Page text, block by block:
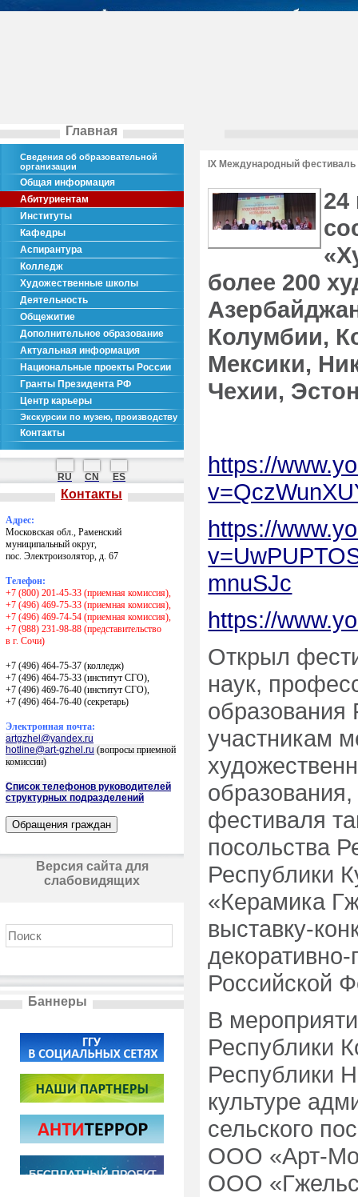
Главная
Сведения об образовательной
организации
Общая информация
Абитуриентам
Институты
Кафедры
Аспирантура
Колледж
Художественные школы
Деятельность
Общежитие
Дополнительное образование
Актуальная информация
Национальные проекты России
Гранты Президента РФ
Центр карьеры
Экскурсии по музею, производству
Контакты
RU CN ES
Контакты
Адрес:
Московская обл., Раменский
муниципальный округ,
пос. Электроизолятор, д. 67
Телефон:
+7 (800) 201-45-33 (приемная комиссия),
+7 (496) 469-75-33 (приемная комиссия),
+7 (496) 469-74-54 (приемная комиссия),
+7 (988) 231-98-88 (представительство
в г. Сочи)
+7 (496) 464-75-37 (колледж)
+7 (496) 464-75-33 (институт СГО),
+7 (496) 469-76-40 (институт СГО),
+7 (496) 464-76-40 (секретарь)
Электронная почта:
artgzhel@yandex.ru
hotline@art-gzhel.ru (вопросы приемной
комиссии)
Список телефонов руководителей
структурных подразделений
Версия сайта для
слабовидящих
Баннеры
IX Международный фестиваль
24
более 200
Колумбии,
Мексики,
Чехии,
https://
https://
mnuSJc
https://
Открыл
наук,
образования
участникам
фестиваля
посольства
Республики
«Керамика
выставку-
Российской
В
Республики
Республики
культуре
сельского
ООО «Арт-
ООО